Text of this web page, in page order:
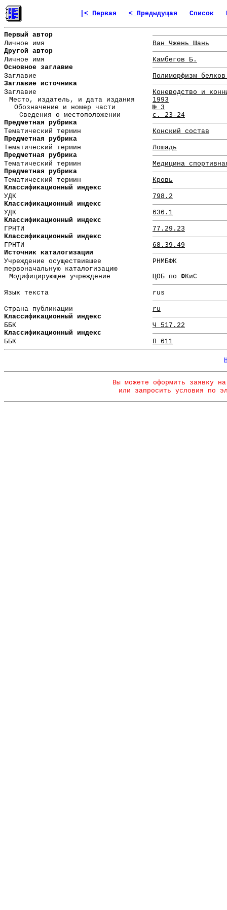
|< Первая < Предыдущая Список
Первый автор
Личное имя
Ван Чжень Шань
Другой автор
Личное имя
Камбегов Б.
Основное заглавие
Заглавие
Полиморфизм
Заглавие источника
Заглавие
Коневодство и
Место, издатель, и дата издания
1993
Обозначение и номер части
№ 3
Сведения о местоположении
с. 23-24
Предметная рубрика
Тематический термин
Конский состав
Предметная рубрика
Тематический термин
Лошадь
Предметная рубрика
Тематический термин
Медицина
Предметная рубрика
Тематический термин
Кровь
Классификационный индекс
УДК
798.2
Классификационный индекс
УДК
636.1
Классификационный индекс
ГРНТИ
77.29.23
Классификационный индекс
ГРНТИ
68.39.49
Источник каталогизации
Учреждение осуществившее
первоначальную каталогизацию
РНМБФК
Модифицирующее учреждение
ЦОБ по ФКиС
Язык текста rus
Страна публикации
ru
Классификационный индекс
ББК
Ч 517.22
Классификационный индекс
ББК
П 611
Вы можете оформить заявку
или запросить условия по